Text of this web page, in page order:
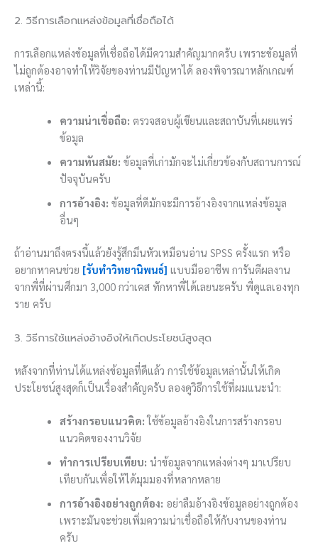
2. วิธีการเลือกแหล่งข้อมูลที่เชื่อถือได้
การเลือกแหล่งข้อมูลที่เชื่อถือได้มีความสำคัญมากครับ เพราะข้อมูลที่
ไม่ถูกต้องอาจทำให้วิจัยของท่านมีปัญหาได้ ลองพิจารณาหลักเกณฑ์
เหล่านี้:
ความน่าเชื่อถือ: ตรวจสอบผู้เขียนและสถาบันที่เผยแพร่
ข้อมูล
ความทันสมัย: ข้อมูลที่เก่ามักจะไม่เกี่ยวข้องกับสถานการณ์
ปัจจุบันครับ
การอ้างอิง: ข้อมูลที่ดีมักจะมีการอ้างอิงจากแหล่งข้อมูล
อื่นๆ
ถ้าอ่านมาถึงตรงนี้แล้วยังรู้สึกมึนหัวเหมือนอ่าน SPSS ครั้งแรก หรือ
อยากหาคนช่วย [รับทำวิทยานิพนธ์] แบบมืออาชีพ การันตีผลงาน
จากพี่ที่ผ่านศึกมา 3,000 กว่าเคส ทักหาพี่ได้เลยนะครับ พี่ดูแลเองทุก
ราย ครับ
3. วิธีการใช้แหล่งอ้างอิงให้เกิดประโยชน์สูงสุด
หลังจากที่ท่านได้แหล่งข้อมูลที่ดีแล้ว การใช้ข้อมูลเหล่านั้นให้เกิด
ประโยชน์สูงสุดก็เป็นเรื่องสำคัญครับ ลองดูวิธีการใช้ที่ผมแนะนำ:
สร้างกรอบแนวคิด: ใช้ข้อมูลอ้างอิงในการสร้างกรอบ
แนวคิดของงานวิจัย
ทำการเปรียบเทียบ: นำข้อมูลจากแหล่งต่างๆ มาเปรียบ
เทียบกันเพื่อให้ได้มุมมองที่หลากหลาย
การอ้างอิงอย่างถูกต้อง: อย่าลืมอ้างอิงข้อมูลอย่างถูกต้อง
เพราะมันจะช่วยเพิ่มความน่าเชื่อถือให้กับงานของท่าน
ครับ